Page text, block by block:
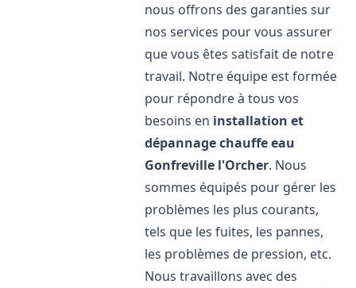
nous offrons des garanties sur
nos services pour vous assurer
que vous êtes satisfait de notre
travail. Notre équipe est formée
pour répondre à tous vos
besoins en installation et
dépannage chauffe eau
Gonfreville l'Orcher. Nous
sommes équipés pour gérer les
problèmes les plus courants,
tels que les fuites, les pannes,
les problèmes de pression, etc.
Nous travaillons avec des